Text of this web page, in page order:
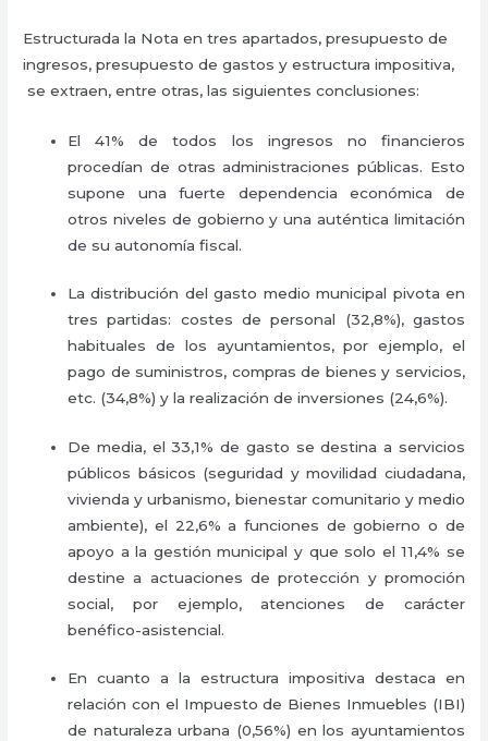
Estructurada la Nota en tres apartados, presupuesto de
ingresos, presupuesto de gastos y estructura impositiva,
se extraen, entre otras, las siguientes conclusiones:
El 41% de todos los ingresos no financieros
procedían de otras administraciones públicas. Esto
supone una fuerte dependencia económica de
otros niveles de gobierno y una auténtica limitación
de su autonomía fiscal.
La distribución del gasto medio municipal pivota en
tres partidas: costes de personal (32,8%), gastos
habituales de los ayuntamientos, por ejemplo, el
pago de suministros, compras de bienes y servicios,
etc. (34,8%) y la realización de inversiones (24,6%).
De media, el 33,1% de gasto se destina a servicios
públicos básicos (seguridad y movilidad ciudadana,
vivienda y urbanismo, bienestar comunitario y medio
ambiente), el 22,6% a funciones de gobierno o de
apoyo a la gestión municipal y que solo el 11,4% se
destine a actuaciones de protección y promoción
social, por ejemplo, atenciones de carácter
benéfico-asistencial.
En cuanto a la estructura impositiva destaca en
relación con el Impuesto de Bienes Inmuebles (IBI)
de naturaleza urbana (0,56%) en los ayuntamientos